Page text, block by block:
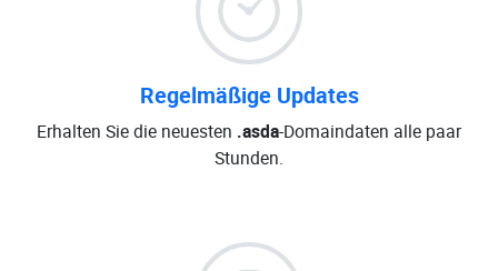
Regelmäßige Updates
Erhalten Sie die neuesten .asda-Domaindaten alle paar
Stunden.